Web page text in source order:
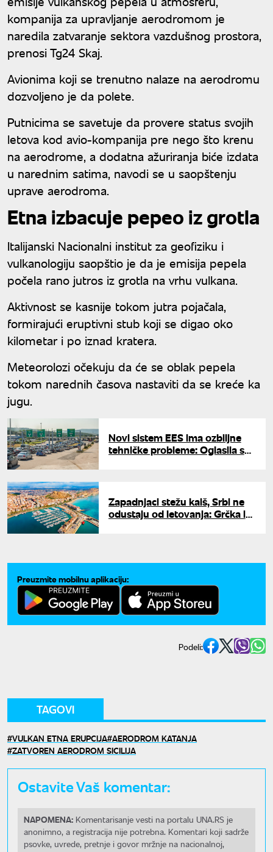
kompanija za upravljanje aerodromom je
naredila zatvaranje sektora vazdušnog prostora,
prenosi Tg24 Skaj.
Avionima koji se trenutno nalaze na aerodromu
dozvoljeno je da polete.
Putnicima se savetuje da provere status svojih
letova kod avio-kompanija pre nego što krenu
na aerodrome, a dodatna ažuriranja biće izdata
u narednim satima, navodi se u saopštenju
uprave aerodroma.
Etna izbacuje pepeo iz grotla
Italijanski Nacionalni institut za geofiziku i
vulkanologiju saopštio je da je emisija pepela
počela rano jutros iz grotla na vrhu vulkana.
Aktivnost se kasnije tokom jutra pojačala,
formirajući eruptivni stub koji se digao oko
kilometar i po iznad kratera.
Meteorolozi očekuju da će se oblak pepela
tokom narednih časova nastaviti da se kreće ka
jugu.
Novi sistem EES ima ozbiljne
tehničke probleme: Oglasila se
Zapadnjaci stežu kaiš, Srbi ne
odustaju od letovanja: Grčka i
Preuzmite mobilnu aplikaciju:
Podeli:
TAGOVI
VULKAN ETNA ERUPCIJA AERODROM KATANJA
ZATVOREN AERODROM SICILIJA
Ostavite Vaš komentar:
NAPOMENA: Komentarisanje vesti na portalu UNA.RS je
anonimno, a registracija nije potrebna. Komentari koji sadrže
psovke, uvrede, pretnje i govor mržnje na nacionalnoj,